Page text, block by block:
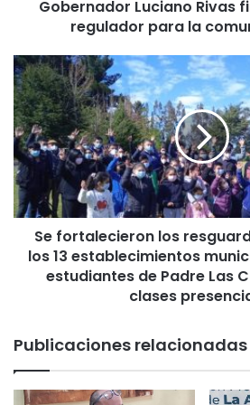
c
i
a
n
o
R
i
v
a
n
Gobernador Luciano Rivas
regulador para la
S
e
f
o
r
t
a
l
e
l
o
s
Se fortalecieron los
los 13 establecimientos
estudiantes de Padre Las
clases
Publicaciones relacionadas